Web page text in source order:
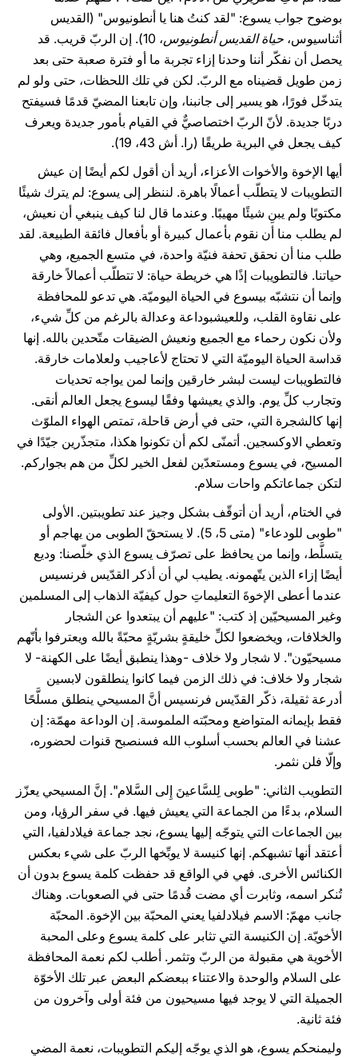
بوضوح جواب يسوع: "لقد كنتُ هنا يا أنطونيوس" (القديس
أثناسيوس، حياة القديس أنطونيوس
، 10). إن الربّ قريب. قد
يحصل أن نفكّر أننا وحدنا إزاء تجربة ما أو فترة صعبة حتى بعد
زمن طويل قضيناه مع الربّ. لكن في تلك اللحظات، حتى ولو لم
يتدخّل فورًا، هو يسير إلى جانبنا، وإن تابعنا المضيّ قدمًا فسيفتح
دربًا جديدة. لأنّ الربّ اختصاصيٌّ في القيام بأمور جديدة ويعرف
كيف يجعل في البرية طريقًا (را. أش 43، 19).
أيها الإخوة والأخوات الأعزاء، أريد أن أقول لكم أيضًا إن عيش
التطويبات لا يتطلّب أعمالًا باهرة. لننظر إلى يسوع: لم يترك شيئًا
مكتوبًا ولم يبنِ شيئًا مهيبًا. وعندما قال لنا كيف ينبغي أن نعيش،
لم يطلب منا أن نقوم بأعمال كبيرة أو بأفعال فائقة الطبيعة. لقد
طلب منا أن نحقق تحفة فنيّة واحدة، في متسع الجميع، وهي
حياتنا. فالتطويبات إذًا هي خريطة حياة: لا تتطلّب أعمالاً خارقة
وإنما أن نتشبّه بيسوع في الحياة اليوميّة. هي تدعو للمحافظة
على نقاوة القلب، وللعيشبوداعة وعدالة بالرغم من كلِّ شيء،
ولأن نكون رحماء مع الجميع ونعيش الضيقات متّحدين بالله. إنها
قداسة الحياة اليوميّة التي لا تحتاج لأعاجيب ولعلامات خارقة.
فالتطويبات ليست لبشر خارقين وإنما لمن يواجه تحديات
وتجارب كلِّ يوم. والذي يعيشها وفقًا ليسوع يجعل العالم أنقى.
إنها كالشجرة التي، حتى في أرض قاحلة، تمتص الهواء الملوّث
وتعطي الاوكسجين. أتمنّى لكم أن تكونوا هكذا، متجذّرين جيّدًا في
المسيح، في يسوع ومستعدّين لفعل الخير لكلِّ من هم بجواركم.
لتكن جماعاتكم واحات سلام.
في الختام، أريد أن أتوقّف بشكل وجيز عند تطويبتين. الأولى
"طوبى للودعاء" (متى 5، 5). لا يستحقّ الطوبى من يهاجم أو
يتسلَّط، وإنما من يحافظ على تصرّف يسوع الذي خلّصنا: وديع
أيضًا إزاء الذين يتّهمونه. يطيب لي أن أذكر القدّيس فرنسيس
عندما أعطى الإخوةَ التعليماتِ حول كيفيّة الذهاب إلى المسلمين
وغير المسيحيّين إذ كتب: "عليهم أن يبتعدوا عن الشجار
والخلافات، ويخضعوا لكلِّ خليقةٍ بشريّةٍ محبّةً بالله ويعترفوا بأنّهم
مسيحيّون". لا شجار ولا خلاف -وهذا ينطبق أيضًا على الكهنة- لا
شجار ولا خلاف: في ذلك الزمن فيما كانوا ينطلقون لابسين
أدرعة ثقيلة، ذكّر القدّيس فرنسيس أنَّ المسيحي ينطلق مسلَّحًا
فقط بإيمانه المتواضع ومحبّته الملموسة. إن الوداعة مهمّة: إن
عشنا في العالم بحسب أسلوب الله فسنصبح قنوات لحضوره،
وإلّا فلن نثمر.
التطويب الثاني: "طوبى لِلسَّاعينَ إِلى السَّلام". إنَّ المسيحي يعزّز
السلام، بدءًا من الجماعة التي يعيش فيها. في سفر الرؤيا، ومن
بين الجماعات التي يتوجّه إليها يسوع، نجد جماعة فيلادلفيا، التي
أعتقد أنها تشبهكم. إنها كنيسة لا يوبِّخها الربّ على شيء بعكس
الكنائس الأخرى. فهي في الواقع قد حفظت كلمة يسوع بدون أن
تُنكر اسمه، وثابرت أي مضت قُدمًا حتى في الصعوبات. وهناك
جانب مهمّ: الاسم فيلادلفيا يعني المحبّة بين الإخوة. المحبّة
الأخويّة. إن الكنيسة التي تثابر على كلمة يسوع وعلى المحبة
الأخوية هي مقبولة من الربّ وتثمر. أطلب لكم نعمة المحافظة
على السلام والوحدة والاعتناء ببعضكم البعض عبر تلك الأخوّة
الجميلة التي لا يوجد فيها مسيحيون من فئة أولى وآخرون من
فئة ثانية.
وليمنحكم يسوع، هو الذي يوجّه إليكم التطويبات، نعمة المضي